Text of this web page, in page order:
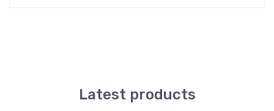
Latest products